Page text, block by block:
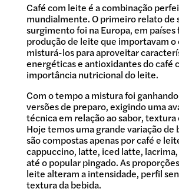
Café com leite é a combinação
mundialmente. O primeiro relato de
surgimento foi na Europa, em países
produção de leite que importavam
misturá-los para aproveitar
energéticas e antioxidantes do café
importância nutricional do leite.
Com o tempo a mistura foi
versões de preparo, exigindo uma
técnica em relação ao sabor, textura
Hoje temos uma grande variação de
são compostas apenas por café e
cappuccino, latte, iced latte,
até o popular pingado. As
leite alteram a intensidade, perfil
textura da bebida.